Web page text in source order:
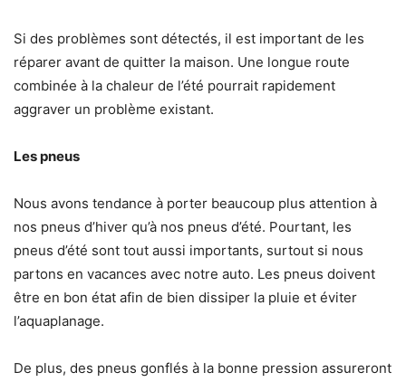
Si des problèmes sont détectés, il est important de les
réparer avant de quitter la maison. Une longue route
combinée à la chaleur de l’été pourrait rapidement
aggraver un problème existant.
Les pneus
Nous avons tendance à porter beaucoup plus attention à
nos pneus d’hiver qu’à nos pneus d’été. Pourtant, les
pneus d’été sont tout aussi importants, surtout si nous
partons en vacances avec notre auto. Les pneus doivent
être en bon état afin de bien dissiper la pluie et éviter
l’aquaplanage.
De plus, des pneus gonflés à la bonne pression assureront